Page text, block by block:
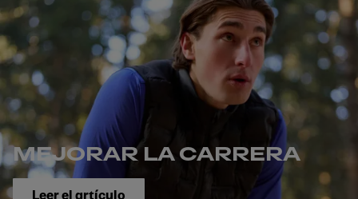
MEJORAR LA CARRERA
Leer el artículo